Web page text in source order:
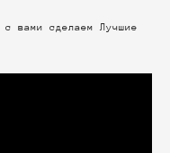
вами сделаем Лучшие